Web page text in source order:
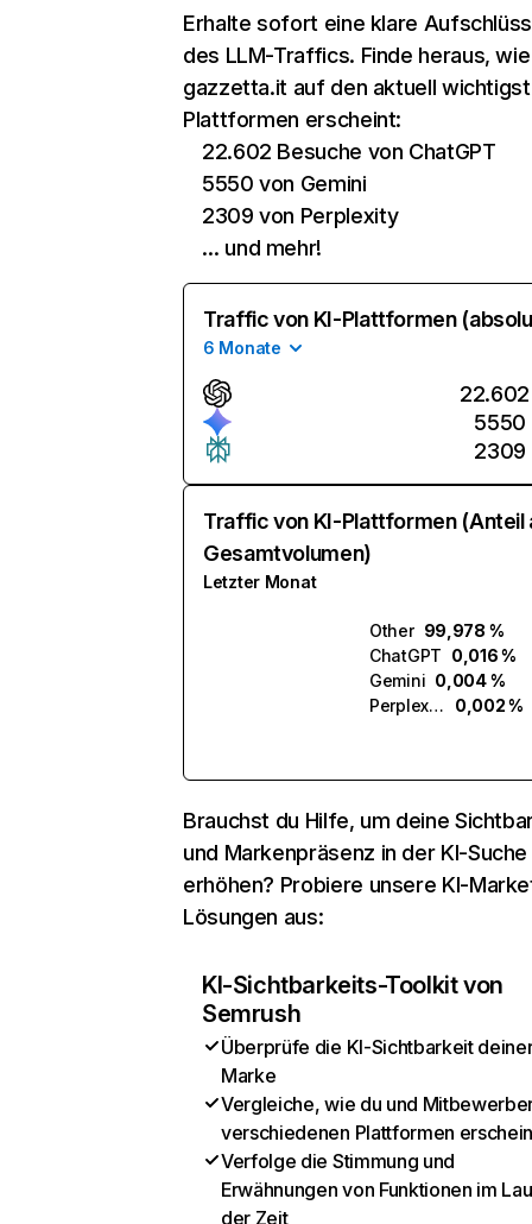
Erhalte sofort eine klare
des LLM-Traffics. Finde heraus, wie
gazzetta.it auf den aktuell
Plattformen erscheint:
22.602 Besuche von ChatGPT
5550 von Gemini
2309 von Perplexity
… und mehr!
Traffic von KI-Plattformen
6 Monate
22.602
5550
2309
Traffic von KI-Plattformen (Anteil
Gesamtvolumen)
Letzter Monat
Other 99,978 %
ChatGPT 0,016 %
Gemini 0,004 %
Perplexity
0,002 %
Brauchst du Hilfe, um deine
und Markenpräsenz in der KI-Suche
erhöhen? Probiere unsere KI-
Lösungen aus:
KI-Sichtbarkeits-Toolkit von
Semrush
Überprüfe die KI-Sichtbarkeit
Marke
Vergleiche, wie du und
verschiedenen Plattformen
Verfolge die Stimmung und
Erwähnungen von Funktionen im
der Zeit